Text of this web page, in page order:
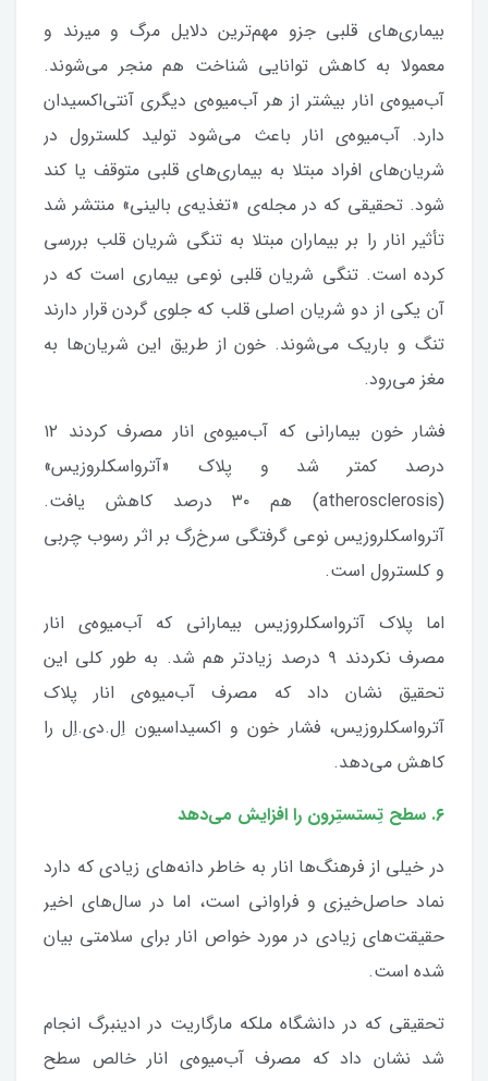
بیماری‌های قلبی جزو مهم‌ترین دلایل مرگ و میرند و
معمولا به کاهش توانایی شناخت هم منجر می‌شوند.
آب‌میوه‌ی انار بیشتر از هر آب‌میوه‌ی دیگری آنتی‌اکسیدان
دارد. آب‌میوه‌ی انار باعث می‌شود تولید کلسترول در
شریان‌های افراد مبتلا به بیماری‌های قلبی متوقف یا کند
شود.‌ تحقیقی که در مجله‌ی «تغذیه‌ی بالینی» منتشر شد
تأثیر انار را بر بیماران مبتلا به تنگی شریان قلب بررسی
کرده است. تنگی شریان قلبی نوعی بیماری است که در
آن یکی از دو شریان اصلی قلب که جلوی گردن قرار دارند
تنگ و باریک می‌شوند. خون از طریق این شریان‌ها به
مغز می‌رود.
فشار خون بیمارانی که آب‌میوه‌ی انار مصرف کردند ۱۲
درصد کمتر شد و پلاک «آترواسکلروزیس»
(atherosclerosis) هم ۳۰ درصد کاهش یافت.
آترواسکلروزیس نوعی گرفتگی سرخ‌رگ بر اثر رسوب چربی
و کلسترول است.
اما پلاک آترواسکلروزیس بیمارانی که آب‌میوه‌ی انار
مصرف نکردند ۹ درصد زیادتر هم شد. به طور کلی این
تحقیق نشان داد که مصرف آب‌میوه‌ی انار پلاک
آترواسکلروزیس، فشار خون و اکسیداسیون اِل.دی.اِل را
کاهش می‌دهد.
۶. سطح تِستستِرون را افزایش می‌دهد
در خیلی از فرهنگ‌ها انار به خاطر دانه‌های زیادی که دارد
نماد حاصل‌خیزی و فراوانی است، اما در سال‌های اخیر
حقیقت‌های زیادی در مورد خواص انار برای سلامتی بیان
شده است.
تحقیقی که در دانشگاه ملکه مارگاریت در ادینبرگ انجام
شد نشان داد که مصرف آب‌میوه‌ی انار خالص سطح